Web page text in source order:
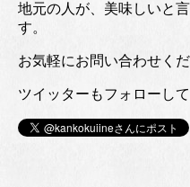
地元の人が、美味しいと
す。
お気軽にお問い合わせく
ツイッターもフォローして